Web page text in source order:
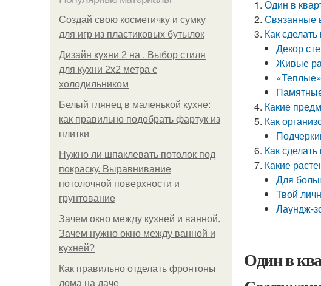
Создай свою косметичку и сумку
для игр из пластиковых бутылок
Дизайн кухни 2 на . Выбор стиля
для кухни 2х2 метра с
холодильником
Белый глянец в маленькой кухне:
как правильно подобрать фартук из
плитки
Нужно ли шпаклевать потолок под
покраску. Выравнивание
потолочной поверхности и
грунтование
Зачем окно между кухней и ванной.
Зачем нужно окно между ванной и
кухней?
Как правильно отделать фронтоны
дома на даче
Один в
Связанные
Как
Декор
Живые
Какие
Как
Как
Какие
Для
Твой
Лаундж-
Один в